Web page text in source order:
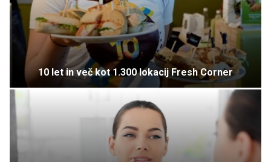
10 let in več kot 1.300 lokacij Fresh Corner